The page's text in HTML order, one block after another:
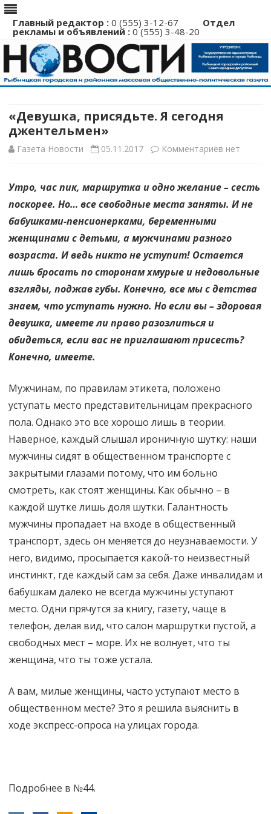
Главный редактор : 0 (555) 3-12-67 Отдел
рекламы и объявлений : 0 (555) 3-48-20
Перейти
содержимому
«Девушка, присядьте. Я сегодня
джентельмен»
Газета Новости 05.11.2017 Комментариев к
«Девушка,
присядьте.
сегодня
нет
Утро, час пик, маршрутка и одно желание – сесть
поскорее. Но… все свободные места заняты. И не
бабушками-пенсионерками, беременными
женщинами с детьми, а мужчинами разного
возраста. И ведь никто не уступит! Остается
лишь бросать по сторонам хмурые и недовольные
взгляды, поджав губы. Конечно, все мы с детства
знаем, что уступать нужно. Но если вы – здоровая
девушка, имеете ли право разозлиться и
обидеться, если вас не приглашают присесть?
Конечно, имеете.
Мужчинам, по правилам этикета, положено
уступать место представительницам прекрасного
пола. Однако это все хорошо лишь в теории.
Наверное, каждый слышал ироничную шутку: наши
мужчины сидят в общественном транспорте с
закрытыми глазами потому, что им больно
смотреть, как стоят женщины. Как обычно – в
каждой шутке лишь доля шутки. Галантность
мужчины пропадает на входе в общественный
транспорт, здесь он меняется до неузнаваемости. У
него, видимо, просыпается какой-то неизвестный
инстинкт, где каждый сам за себя. Даже инвалидам и
бабушкам далеко не всегда мужчины уступают
место. Одни прячутся за книгу, газету, чаще в
телефон, делая вид, что салон маршрутки пустой, а
свободных мест – море. Их не волнует, что ты
женщина, что ты тоже устала.
А вам, милые женщины, часто уступают место в
общественном месте? Это я решила выяснить в
ходе экспресс-опроса на улицах города.
Подробнее в №44.